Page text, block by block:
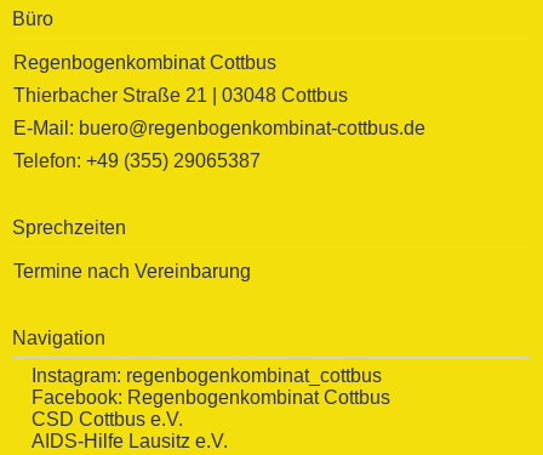
Büro
Regenbogenkombinat Cottbus
Thierbacher Straße 21 | 03048 Cottbus
E-Mail: buero@regenbogenkombinat-cottbus.de
Telefon: +49 (355) 29065387
Sprechzeiten
Termine nach Vereinbarung
Navigation
Instagram: regenbogenkombinat_cottbus
Facebook: Regenbogenkombinat Cottbus
CSD Cottbus e.V.
AIDS-Hilfe Lausitz e.V.